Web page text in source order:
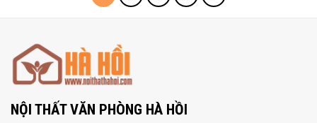
NỘI THẤT VĂN PHÒNG HÀ HỒI